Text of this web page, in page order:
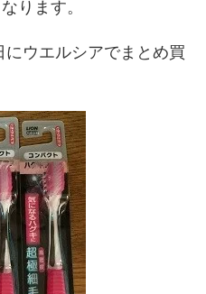
ります。
ウエルシアでまとめ買